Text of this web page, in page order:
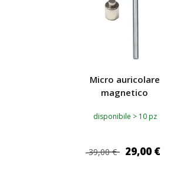
Micro auricolare
magnetico
disponibile > 10 pz
39,00 € 29,00 €